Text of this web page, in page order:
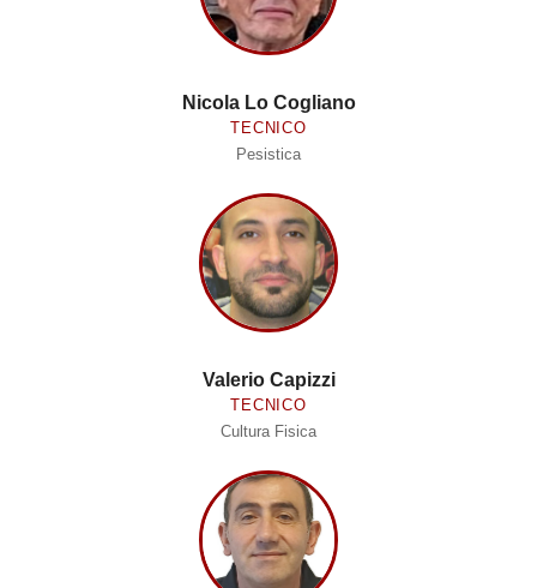
Nicola Lo Cogliano
TECNICO
Pesistica
Valerio Capizzi
TECNICO
Cultura Fisica